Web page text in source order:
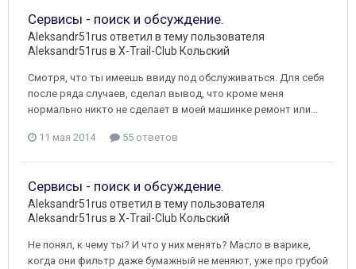
Сервисы - поиск и обсуждение.
Aleksandr51rus ответил в тему пользователя
Aleksandr51rus в X-Trail-Club Кольский
Смотря, что ты имеешь ввиду под обслуживаться. Для себя
после ряда случаев, сделал вывод, что кроме меня
нормально никто не сделает в моей машинке ремонт или...
11 мая 2014 55 ответов
Сервисы - поиск и обсуждение.
Aleksandr51rus ответил в тему пользователя
Aleksandr51rus в X-Trail-Club Кольский
Не понял, к чему ты? И что у них менять? Масло в варике,
когда они фильтр даже бумажный не меняют, уже про грубой